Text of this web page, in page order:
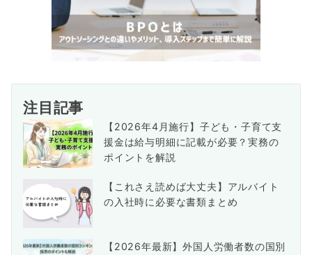
注目記事
【2026年4月施行】子ども・子育て支
援金は給与明細に記載が必要？実務の
ポイントを解説
【これさえ読めば大丈夫】アルバイト
の入社時に必要な書類まとめ
【2026年最新】外国人労働者数の国別